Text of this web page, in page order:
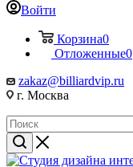
Войти
Корзина0
Отложенные0
zakaz@billiardvip.ru
г. Москва